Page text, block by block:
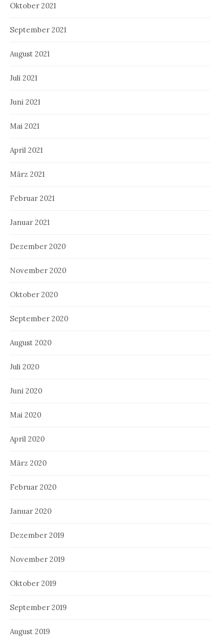
Oktober 2021
September 2021
August 2021
Juli 2021
Juni 2021
Mai 2021
April 2021
März 2021
Februar 2021
Januar 2021
Dezember 2020
November 2020
Oktober 2020
September 2020
August 2020
Juli 2020
Juni 2020
Mai 2020
April 2020
März 2020
Februar 2020
Januar 2020
Dezember 2019
November 2019
Oktober 2019
September 2019
August 2019